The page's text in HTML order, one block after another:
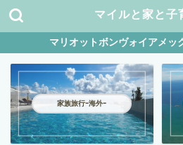
マイルと家と子
マリオットボンヴォイアメッ
家族旅行ｰ海外ｰ